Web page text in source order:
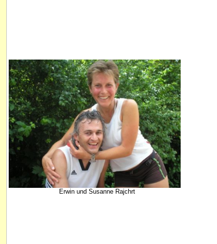
Erwin und Susanne Rajchrt